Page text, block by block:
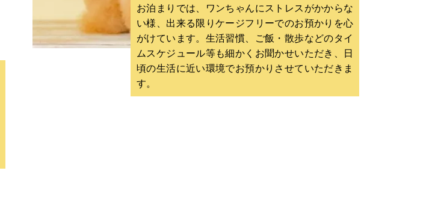
お泊まりでは、ワンちゃんにストレスがかからな
い様、出来る限りケージフリーでのお預かりを心
がけています。生活習慣、ご飯・散歩などのタイ
ムスケジュール等も細かくお聞かせいただき、日
頃の生活に近い環境でお預かりさせていただきま
す。